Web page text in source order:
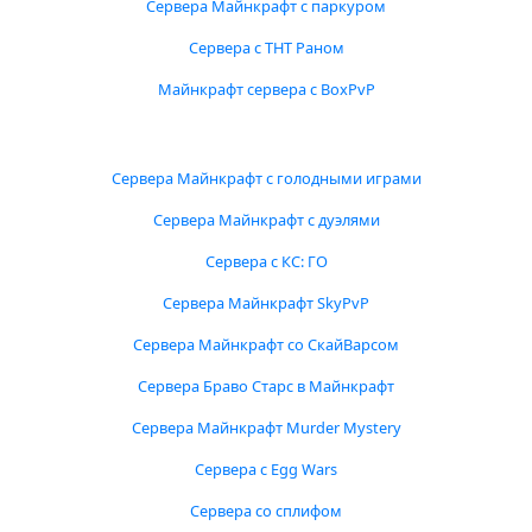
Сервера Майнкрафт с паркуром
Сервера с ТНТ Раном
Майнкрафт сервера с BoxPvP
Сервера Майнкрафт с голодными играми
Сервера Майнкрафт с дуэлями
Сервера с КС: ГО
Сервера Майнкрафт SkyPvP
Сервера Майнкрафт со СкайВарсом
Сервера Браво Старс в Майнкрафт
Сервера Майнкрафт Murder Mystery
Сервера с Egg Wars
Сервера со сплифом